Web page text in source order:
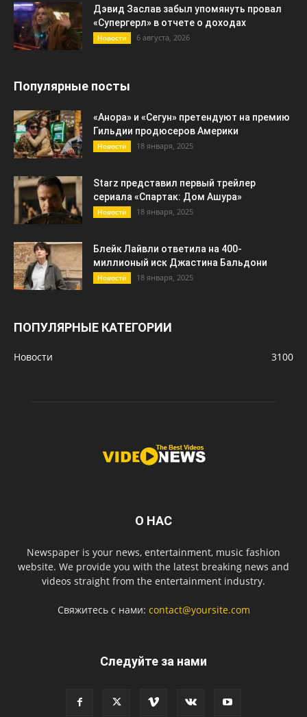
Дэвид Заслав забыл упомянуть провал
«Супергерл» в отчете о доходах
Новости 6 августа, 2026
Популярные посты
«Анора» и «Сегун» претендуют на премию
Гильдии продюсеров Америки
Новости 18 января, 2025
Starz представил первый трейлер
сериала «Спартак: Дом Ашура»
Новости 18 января, 2025
Блейк Лайвли ответила на 400-
миллионый иск Джастина Бальдони
Новости 18 января, 2025
ПОПУЛЯРНЫЕ КАТЕГОРИИ
Новости 3100
О НАС
Newspaper is your news, entertainment, music fashion
website. We provide you with the latest breaking news and
videos straight from the entertainment industry.
Свяжитесь с нами: contact@yoursite.com
Следуйте за нами